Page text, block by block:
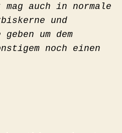
auch in normale
und
geben um dem
noch einen